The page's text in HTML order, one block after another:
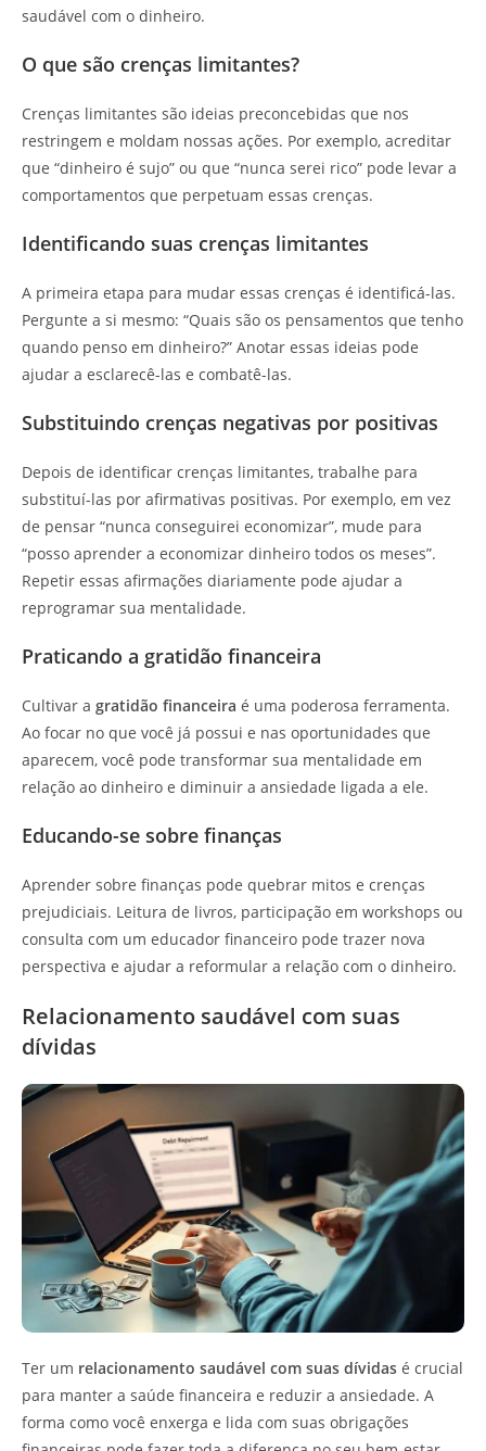
saudável com o dinheiro.
O que são crenças limitantes?
Crenças limitantes são ideias preconcebidas que nos
restringem e moldam nossas ações. Por exemplo, acreditar
que “dinheiro é sujo” ou que “nunca serei rico” pode levar a
comportamentos que perpetuam essas crenças.
Identificando suas crenças limitantes
A primeira etapa para mudar essas crenças é identificá-las.
Pergunte a si mesmo: “Quais são os pensamentos que tenho
quando penso em dinheiro?” Anotar essas ideias pode
ajudar a esclarecê-las e combatê-las.
Substituindo crenças negativas por positivas
Depois de identificar crenças limitantes, trabalhe para
substituí-las por afirmativas positivas. Por exemplo, em vez
de pensar “nunca conseguirei economizar”, mude para
“posso aprender a economizar dinheiro todos os meses”.
Repetir essas afirmações diariamente pode ajudar a
reprogramar sua mentalidade.
Praticando a gratidão financeira
Cultivar a gratidão financeira é uma poderosa ferramenta.
Ao focar no que você já possui e nas oportunidades que
aparecem, você pode transformar sua mentalidade em
relação ao dinheiro e diminuir a ansiedade ligada a ele.
Educando-se sobre finanças
Aprender sobre finanças pode quebrar mitos e crenças
prejudiciais. Leitura de livros, participação em workshops ou
consulta com um educador financeiro pode trazer nova
perspectiva e ajudar a reformular a relação com o dinheiro.
Relacionamento saudável com suas
dívidas
Ter um relacionamento saudável com suas dívidas é crucial
para manter a saúde financeira e reduzir a ansiedade. A
forma como você enxerga e lida com suas obrigações